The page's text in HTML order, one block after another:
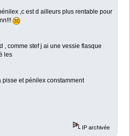
,c est d ailleurs plus rentable pour
, comme stef j ai une vessie flasque
les
et pénilex constamment
IP archivée